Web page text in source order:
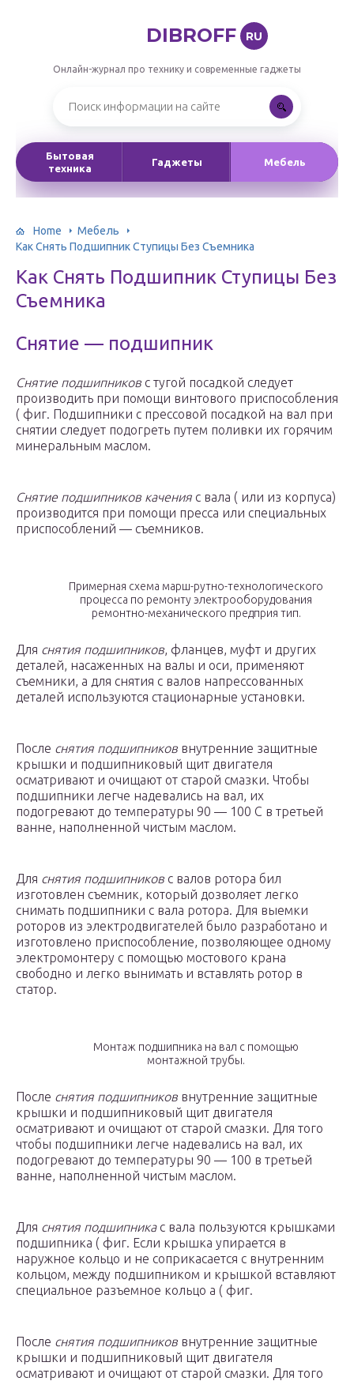
DIBROFF RU
Онлайн-журнал про технику и современные гаджеты
Бытовая
техника
Гаджеты Мебель
Home
Мебель
Как Снять Подшипник Ступицы Без Съемника
Как Снять Подшипник Ступицы Без
Съемника
Снятие — подшипник
Снятие подшипников с тугой посадкой следует
производить при помощи винтового приспособления
( фиг. Подшипники с прессовой посадкой на вал при
снятии следует подогреть путем поливки их горячим
минеральным маслом.
Снятие подшипников качения с вала ( или из корпуса)
производится при помощи пресса или специальных
приспособлений — съемников.
Примерная схема марш-рутно-технологического
процесса по ремонту электрооборудования
ремонтно-механического предприя тип.
Для снятия подшипников, фланцев, муфт и других
деталей, насаженных на валы и оси, применяют
съемники, а для снятия с валов напрессованных
деталей используются стационарные установки.
После снятия подшипников внутренние защитные
крышки и подшипниковый щит двигателя
осматривают и очищают от старой смазки. Чтобы
подшипники легче надевались на вал, их
подогревают до температуры 90 — 100 С в третьей
ванне, наполненной чистым маслом.
Для снятия подшипников с валов ротора бил
изготовлен съемник, который дозволяет легко
снимать подшипники с вала ротора. Для выемки
роторов из электродвигателей было разработано и
изготовлено приспособление, позволяющее одному
электромонтеру с помощью мостового крана
свободно и легко вынимать и вставлять ротор в
статор.
Монтаж подшипника на вал с помощью
монтажной трубы.
После снятия подшипников внутренние защитные
крышки и подшипниковый щит двигателя
осматривают и очищают от старой смазки. Для того
чтобы подшипники легче надевались на вал, их
подогревают до температуры 90 — 100 в третьей
ванне, наполненной чистым маслом.
Для снятия подшипникас вала пользуются крышками
подшипника ( фиг. Если крышка упирается в
наружное кольцо и не соприкасается с внутренним
кольцом, между подшипником и крышкой вставляют
специальное разъемное кольцо а ( фиг.
После снятия подшипников внутренние защитные
крышки и подшипниковый щит двигателя
осматривают и очищают от старой смазки. Для того